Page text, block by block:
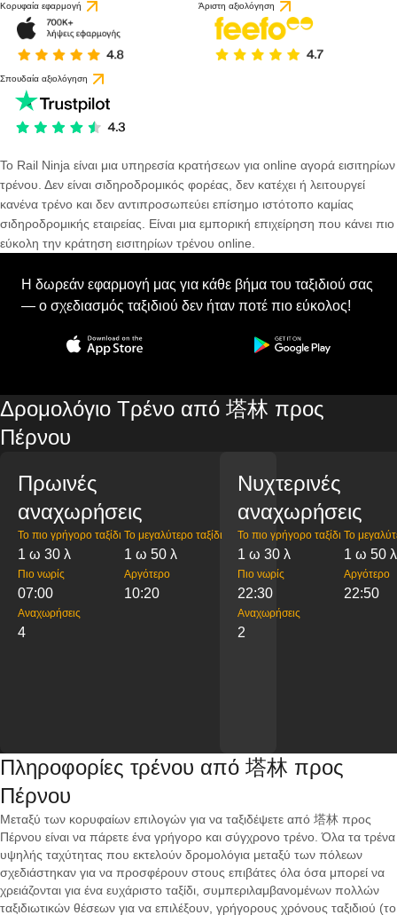
Κορυφαία εφαρμογή Άριστη αξιολόγηση
Σπουδαία αξιολόγηση
Το Rail Ninja είναι μια υπηρεσία κρατήσεων για online αγορά εισιτηρίων
τρένου. Δεν είναι σιδηροδρομικός φορέας, δεν κατέχει ή λειτουργεί
κανένα τρένο και δεν αντιπροσωπεύει επίσημο ιστότοπο καμίας
σιδηροδρομικής εταιρείας. Είναι μια εμπορική επιχείρηση που κάνει πιο
εύκολη την κράτηση εισιτηρίων τρένου online.
Η δωρεάν εφαρμογή μας για κάθε βήμα του ταξιδιού σας
— ο σχεδιασμός ταξιδιού δεν ήταν ποτέ πιο εύκολος!
Δρομολόγιο Τρένο από 塔林 προς
Πέρνου
Πρωινές
αναχωρήσεις
Το πιο γρήγορο ταξίδι
1 ω 30 λ
Το μεγαλύτερο ταξίδι
1 ω 50 λ
Πιο νωρίς
07:00
Αργότερο
10:20
Αναχωρήσεις
4
Νυχτερινές
αναχωρήσεις
Το πιο γρήγορο ταξίδι
1 ω 30 λ
Το
1 ω 50 λ
Πιο νωρίς
22:30
Αργότερο
22:50
Αναχωρήσεις
2
Πληροφορίες τρένου από 塔林 προς
Πέρνου
Μεταξύ των κορυφαίων επιλογών για να ταξιδέψετε από 塔林 προς
Πέρνου είναι να πάρετε ένα γρήγορο και σύγχρονο τρένο. Όλα τα τρένα
υψηλής ταχύτητας που εκτελούν δρομολόγια μεταξύ των πόλεων
σχεδιάστηκαν για να προσφέρουν στους επιβάτες όλα όσα μπορεί να
χρειάζονται για ένα ευχάριστο ταξίδι, συμπεριλαμβανομένων πολλών
ταξιδιωτικών θέσεων για να επιλέξουν, γρήγορους χρόνους ταξιδιού (το